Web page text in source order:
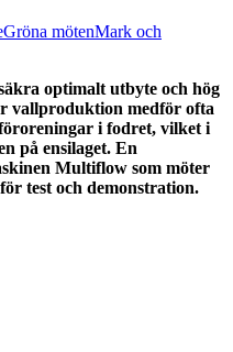
Gröna mötenMark och
optimalt utbyte och hög
vallproduktion medför ofta
i fodret, vilket i
på ensilaget. En
Multiflow som möter
test och demonstration.